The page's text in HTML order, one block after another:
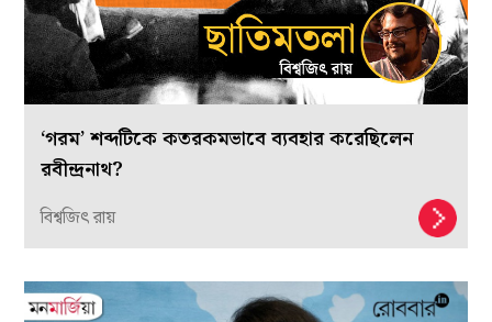
‘গরম’ শব্দটিকে কতরকমভাবে ব্যবহার করেছিলেন
রবীন্দ্রনাথ?
বিশ্বজিৎ রায়